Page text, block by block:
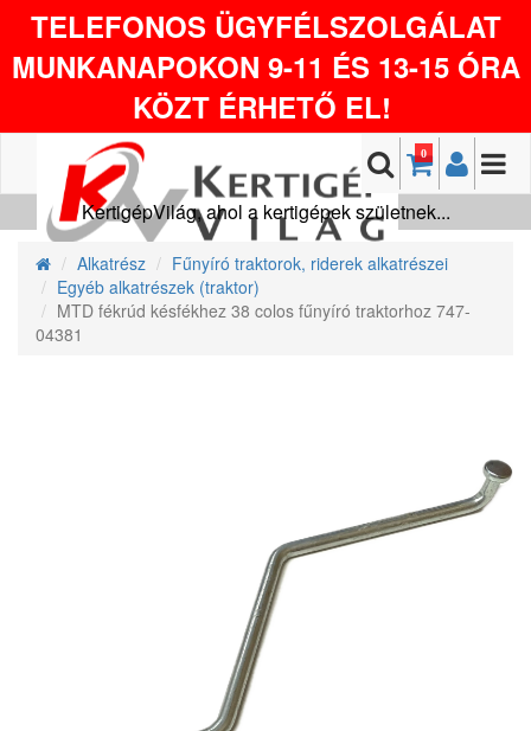
TELEFONOS ÜGYFÉLSZOLGÁLAT
MUNKANAPOKON 9-11 ÉS 13-15 ÓRA
KÖZT ÉRHETŐ EL!
0
KertigépVilág, ahol a kertigépek születnek...
Alkatrész
Fűnyíró traktorok, riderek alkatrészei
Egyéb alkatrészek (traktor)
MTD fékrúd késfékhez 38 colos fűnyíró traktorhoz 747-
04381